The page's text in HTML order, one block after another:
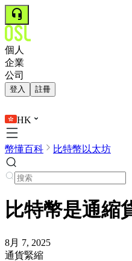
個人
企業
公司
登入 註冊
HK
幣懂百科 比特幣以太坊
比特幣是通縮
8月 7, 2025
通貨緊縮